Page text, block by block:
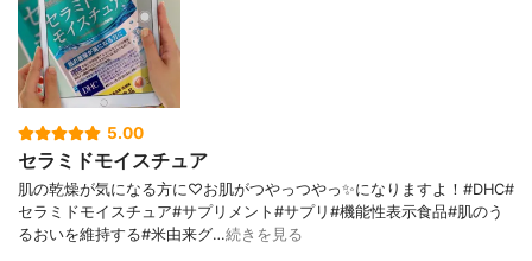
5.00
セラミドモイスチュア
肌の乾燥が気になる方に♡お肌がつやっつやっ✨になりますよ！#DHC#
セラミドモイスチュア#サプリメント#サプリ#機能性表示食品#肌のう
るおいを維持する#米由来グ…続きを見る